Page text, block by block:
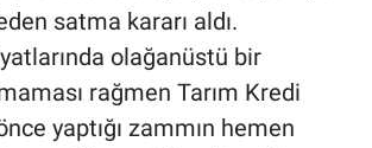
satma kararı aldı.
olağanüstü bir
rağmen Tarım Kredi
yaptığı zammın hemen